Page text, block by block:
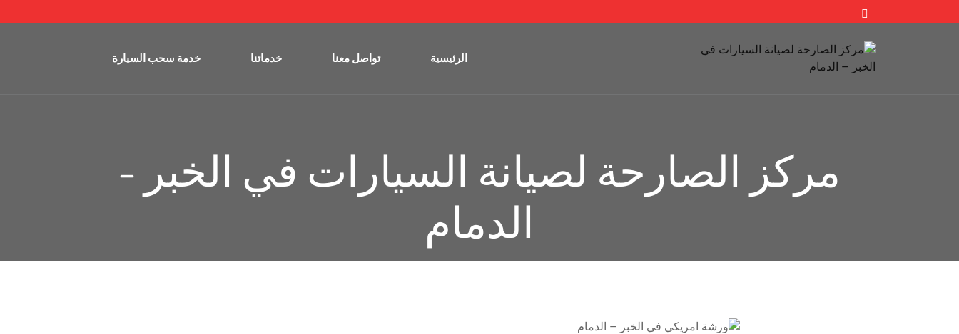
الرئيسية تواصل معنا خدماتنا خدمة سحب السيارة
مركز الصارحة لصيانة السيارات في الخبر -
الدمام